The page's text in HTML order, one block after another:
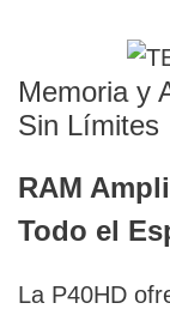
Memoria y
Sin Límites
RAM
Todo el
La P40HD